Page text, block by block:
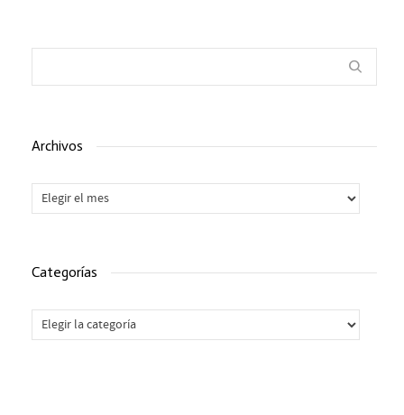
Archivos
Archivos
Categorías
Categorías